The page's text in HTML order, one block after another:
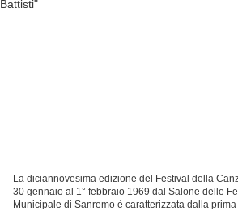
La diciannovesima edizione del Festival della
30 gennaio al 1° febbraio 1969 dal Salone delle
Municipale di Sanremo è caratterizzata dalla